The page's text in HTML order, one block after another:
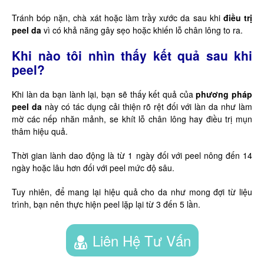
Tránh bóp nặn, chà xát hoặc làm trầy xước da sau khi điều trị
peel da vì có khả năng gây sẹo hoặc khiến lỗ chân lông to ra.
Khi nào tôi nhìn thấy kết quả sau khi
peel?
Khi làn da bạn lành lại, bạn sẽ thấy kết quả củaphương pháp
peel da này có tác dụng cải thiện rõ rệt đối với làn da như làm
mờ các nếp nhăn mảnh, se khít lỗ chân lông hay điều trị mụn
thâm hiệu quả.
Thời gian lành dao động là từ 1 ngày đối với peel nông đến 14
ngày hoặc lâu hơn đối với peel mức độ sâu.
Tuy nhiên, để mang lại hiệu quả cho da như mong đợi từ liệu
trình, bạn nên thực hiện peel lặp lại từ 3 đến 5 lần.
Liên Hệ Tư Vấn